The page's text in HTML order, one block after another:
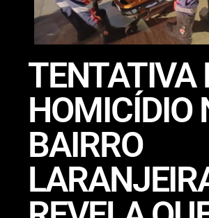
TENTATIVA
HOMICÍDIO
BAIRRO